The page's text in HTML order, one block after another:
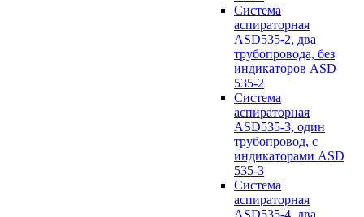
Система
аспираторная
ASD535-2, два
трубопровода, без
индикаторов ASD
535-2
Система
аспираторная
ASD535-3, один
трубопровод, с
индикаторами ASD
535-3
Система
аспираторная
ASD535-4, два